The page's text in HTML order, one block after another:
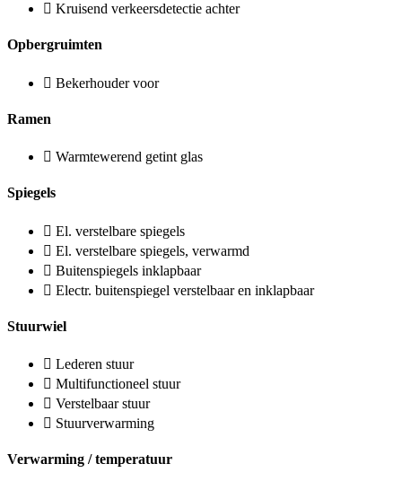
Kruisend verkeersdetectie achter
Opbergruimten
Bekerhouder voor
Ramen
Warmtewerend getint glas
Spiegels
El. verstelbare spiegels
El. verstelbare spiegels, verwarmd
Buitenspiegels inklapbaar
Electr. buitenspiegel verstelbaar en inklapbaar
Stuurwiel
Lederen stuur
Multifunctioneel stuur
Verstelbaar stuur
Stuurverwarming
Verwarming / temperatuur